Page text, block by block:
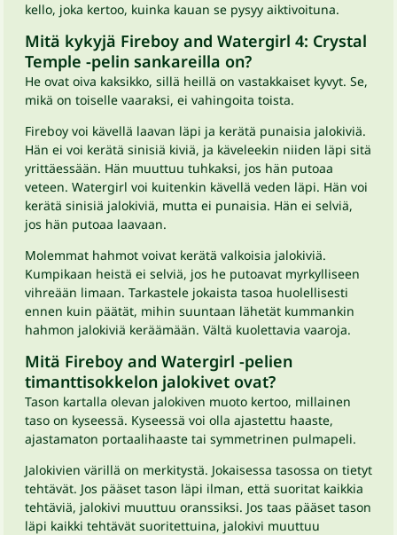
kello, joka kertoo, kuinka kauan se pysyy aiktivoituna.
Mitä kykyjä Fireboy and Watergirl 4: Crystal
Temple -pelin sankareilla on?
He ovat oiva kaksikko, sillä heillä on vastakkaiset kyvyt. Se,
mikä on toiselle vaaraksi, ei vahingoita toista.
Fireboy voi kävellä laavan läpi ja kerätä punaisia jalokiviä.
Hän ei voi kerätä sinisiä kiviä, ja käveleekin niiden läpi sitä
yrittäessään. Hän muuttuu tuhkaksi, jos hän putoaa
veteen. Watergirl voi kuitenkin kävellä veden läpi. Hän voi
kerätä sinisiä jalokiviä, mutta ei punaisia. Hän ei selviä,
jos hän putoaa laavaan.
Molemmat hahmot voivat kerätä valkoisia jalokiviä.
Kumpikaan heistä ei selviä, jos he putoavat myrkylliseen
vihreään limaan. Tarkastele jokaista tasoa huolellisesti
ennen kuin päätät, mihin suuntaan lähetät kummankin
hahmon jalokiviä keräämään. Vältä kuolettavia vaaroja.
Mitä Fireboy and Watergirl -pelien
timanttisokkelon jalokivet ovat?
Tason kartalla olevan jalokiven muoto kertoo, millainen
taso on kyseessä. Kyseessä voi olla ajastettu haaste,
ajastamaton portaalihaaste tai symmetrinen pulmapeli.
Jalokivien värillä on merkitystä. Jokaisessa tasossa on tietyt
tehtävät. Jos pääset tason läpi ilman, että suoritat kaikkia
tehtäviä, jalokivi muuttuu oranssiksi. Jos taas pääset tason
läpi kaikki tehtävät suoritettuina, jalokivi muuttuu